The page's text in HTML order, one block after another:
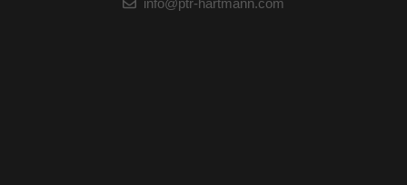
info@ptr-hartmann.com